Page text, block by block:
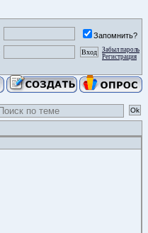
Запомнить?
Забыл пароль
Регистрация